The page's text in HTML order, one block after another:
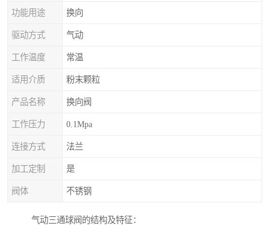
功能用途 换向
驱动方式 气动
工作温度 常温
适用介质 粉末颗粒
产品名称 换向阀
工作压力 0.1Mpa
连接方式 法兰
加工定制 是
阀体 不锈钢
气动三通球阀的结构及特征：